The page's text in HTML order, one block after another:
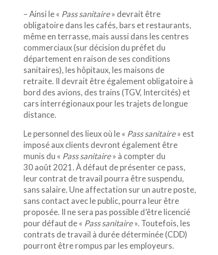
– Ainsi le « Pass sanitaire» devrait être
obligatoire dans les cafés, bars et restaurants,
même en terrasse, mais aussi dans les centres
commerciaux (sur décision du préfet du
département en raison de ses conditions
sanitaires), les hôpitaux, les maisons de
retraite. Il devrait être également obligatoire à
bord des avions, des trains (TGV, Intercités) et
cars interrégionaux pour les trajets de longue
distance.
Le personnel des lieux où le « Pass sanitaire» est
imposé aux clients devront également être
munis du « Pass sanitaire» à compter du
30 août 2021. À défaut de présenter ce pass,
leur contrat de travail pourra être suspendu,
sans salaire. Une affectation sur un autre poste,
sans contact avec le public, pourra leur être
proposée. Il ne sera pas possible d’être licencié
pour défaut de « Pass sanitaire». Toutefois, les
contrats de travail à durée déterminée (CDD)
pourront être rompus par les employeurs.